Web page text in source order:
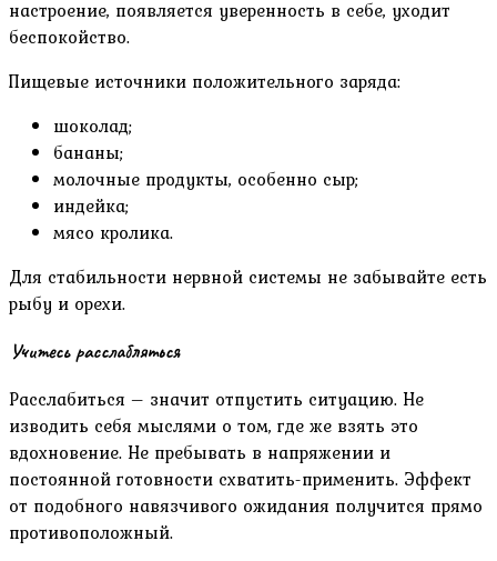
настроение, появляется уверенность в себе, уходит
беспокойство.
Пищевые источники положительного заряда:
шоколад;
бананы;
молочные продукты, особенно сыр;
индейка;
мясо кролика.
Для стабильности нервной системы не забывайте есть
рыбу и орехи.
Учитесь расслабляться
Расслабиться – значит отпустить ситуацию. Не
изводить себя мыслями о том, где же взять это
вдохновение. Не пребывать в напряжении и
постоянной готовности схватить-применить. Эффект
от подобного навязчивого ожидания получится прямо
противоположный.